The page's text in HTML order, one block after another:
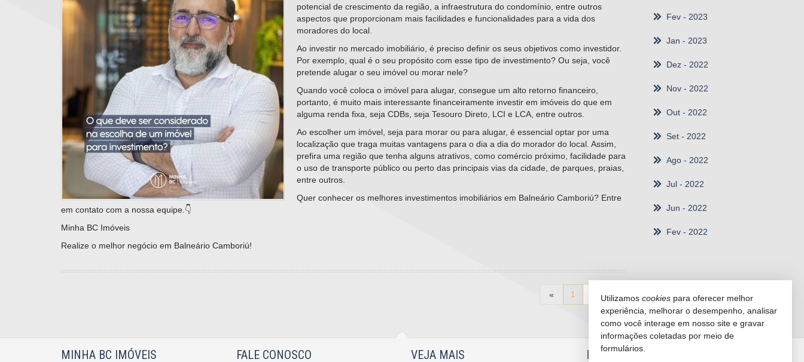
potencial de crescimento da região, a infraestrutura do condomínio, entre outros
aspectos que proporcionam mais facilidades e funcionalidades para a vida dos
moradores do local.
Ao investir no mercado imobiliário, é preciso definir os seus objetivos como investidor.
Por exemplo, qual é o seu propósito com esse tipo de investimento? Ou seja, você
pretende alugar o seu imóvel ou morar nele?
Quando você coloca o imóvel para alugar, consegue um alto retorno financeiro,
portanto, é muito mais interessante financeiramente investir em imóveis do que em
alguma renda fixa, seja CDBs, seja Tesouro Direto, LCI e LCA, entre outros.
Ao escolher um imóvel, seja para morar ou para alugar, é essencial optar por uma
localização que traga muitas vantagens para o dia a dia do morador do local. Assim,
prefira uma região que tenha alguns atrativos, como comércio próximo, facilidade para
o uso de transporte público ou perto das principais vias da cidade, de parques, praias,
entre outros.
Quer conhecer os melhores investimentos imobiliários em Balneário Camboriú? Entre
em contato com a nossa equipe.👇
Minha BC Imóveis
Realize o melhor negócio em Balneário Camboriú!
« 1 »
Fev - 2023
Jan - 2023
Dez - 2022
Nov - 2022
Out - 2022
Set - 2022
Ago - 2022
Jul - 2022
Jun - 2022
Fev - 2022
MINHA BC IMÓVEIS FALE CONOSCO VEJA MAIS INDICADORES
Utilizamos cookies para oferecer melhor
experiência, melhorar o desempenho, analisar
como você interage em nosso site e gravar
informações coletadas por meio de
formulários.